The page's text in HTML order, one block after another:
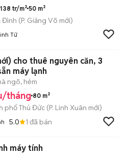
138 tr/m² 50 m²
Đình (P. Giảng Võ mới)
Tứ
cho thuê nguyên căn, 3
máy lạnh
ngõ, hẻm
tháng 80 m²
phố Thủ Đức (P. Linh Xuân mới)
5.0 1 đã bán
máy tính